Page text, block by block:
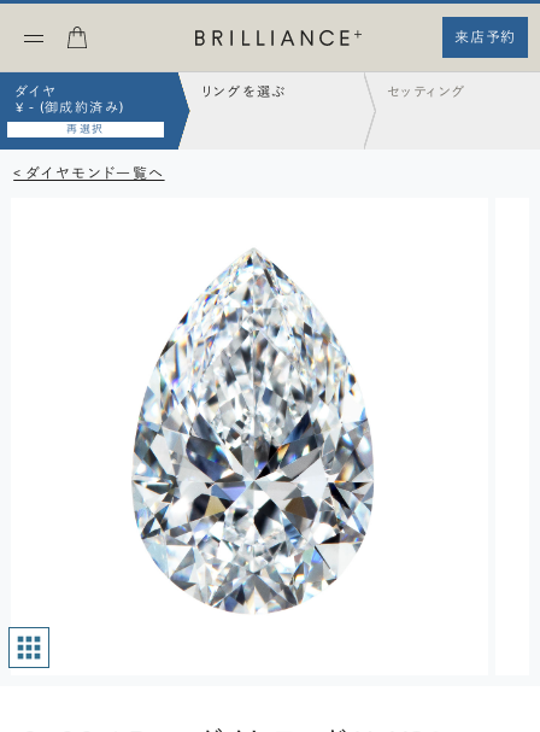
来店予約
ダイヤ
¥ - (御成約済み)
再選択
リングを選ぶ セッティング
< ダイヤモンド一覧へ